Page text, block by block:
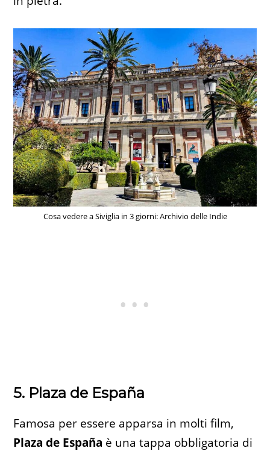
Cosa vedere a Siviglia in 3 giorni: Archivio delle Indie
5. Plaza de España
Famosa per essere apparsa in molti film,
Plaza de España è una tappa obbligatoria di